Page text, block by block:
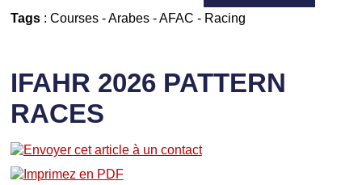
Tags: Courses-Arabes-AFAC - Racing
IFAHR 2026 PATTERN
RACES